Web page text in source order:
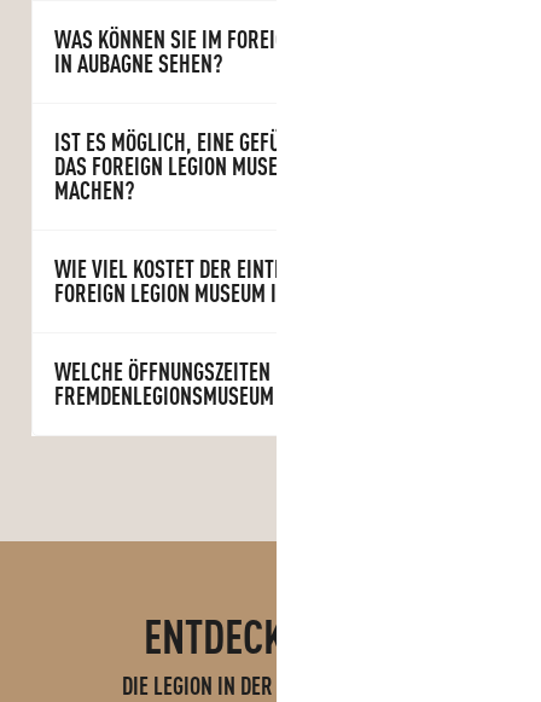
WAS KÖNNEN SIE IM FOREIGN LEGION MUSEUM
IN AUBAGNE SEHEN?
IST ES MÖGLICH, EINE GEFÜHRTE TOUR DURCH
DAS FOREIGN LEGION MUSEUM IN AUBAGNE ZU
MACHEN?
WIE VIEL KOSTET DER EINTRITT IN DAS
FOREIGN LEGION MUSEUM IN AUBAGNE?
WELCHE ÖFFNUNGSZEITEN HAT DAS
FREMDENLEGIONSMUSEUM IN AUBAGNE?
ENTDECKE AUCH
DIE LEGION IN DER REGION AUBAGNE